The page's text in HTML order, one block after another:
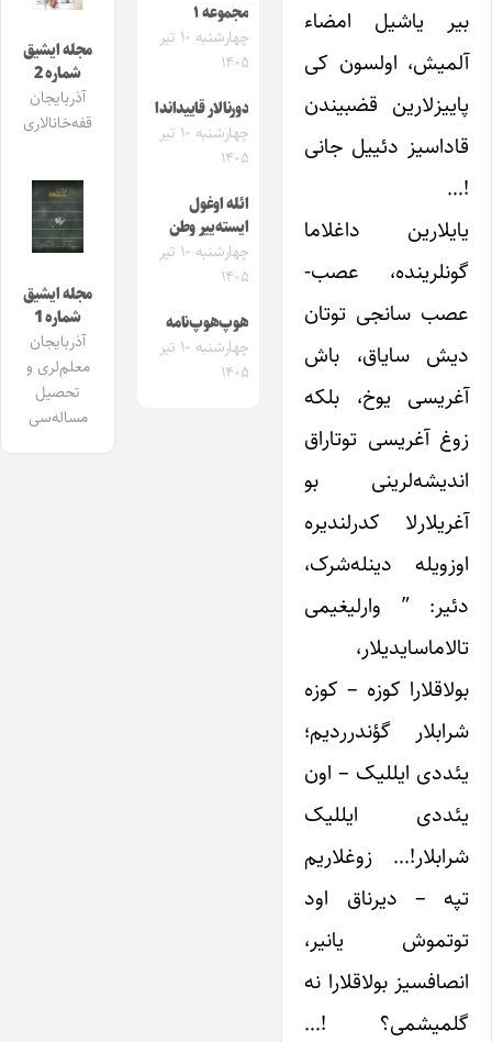
بیر یاشیل امضاء
آلمیش، اولسون کی
پاییزلارین قضبیندن
قاداسیز دئییل جانی
!…
یایلارین داغلاما
گونلرینده، عصب-
عصب سانجی توتان
دیش سایاق، باش
آغریسی یوخ، بلکه
زوغ آغریسی توتاراق
اندیشه‌لرینی بو
آغریلارلا کدرلندیره
اوزویله دینله‌شرک،
دئیر: ” وارلیغیمی
تالاماسایدیلار،
بولاقلارا کوزه – کوزه
شرابلار گؤندرردیم؛
یئددی ایللیک – اون
یئددی ایللیک
شرابلار!… زوغلاریم
تپه – دیرناق اود
توتموش یانیر،
انصافسیز بولاقلارا نه
گلمیشمی؟ !…
مجموعه ۱
چهارشنبه ۱۰ تیر
۱۴۰۵
دورنالار قاییداندا
چهارشنبه ۱۰ تیر
۱۴۰۵
ائله اوغول
ایسته‌ییر وطن
چهارشنبه ۱۰ تیر
۱۴۰۵
هوپ‌هوپ‌نامه
چهارشنبه ۱۰ تیر
۱۴۰۵
مجله ایشیق
شماره 2
آذربایجان
قفه‌خانالاری
مجله ایشیق
شماره 1
آذربایجان
معلم‌لری و
تحصیل
مساله‌سی